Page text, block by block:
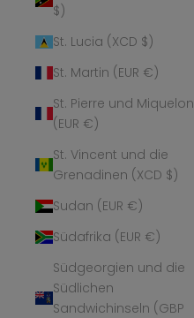
$)
St. Lucia (XCD $)
St. Martin (EUR €)
St. Pierre und Miquelon
(EUR €)
St. Vincent und die
Grenadinen (XCD $)
Sudan (EUR €)
Südafrika (EUR €)
Südgeorgien und die
Südlichen
Sandwichinseln (GBP